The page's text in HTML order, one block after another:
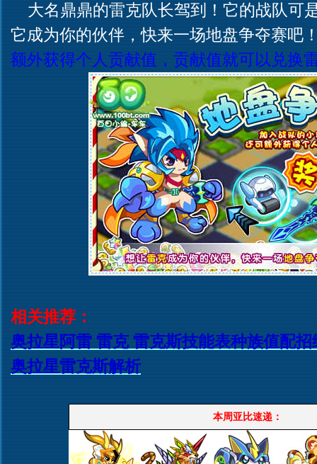
大名鼎鼎的雷克队长驾到！它的战队可
它成为你的伙伴，快来一场地盘争夺赛吧
额外获得个人贡献值，贡献值就可以兑换
相关推荐：
奥拉星阿雷 雷克 雷克斯技能表种族值配招
奥拉星雷克斯解析
本周亚比速递：